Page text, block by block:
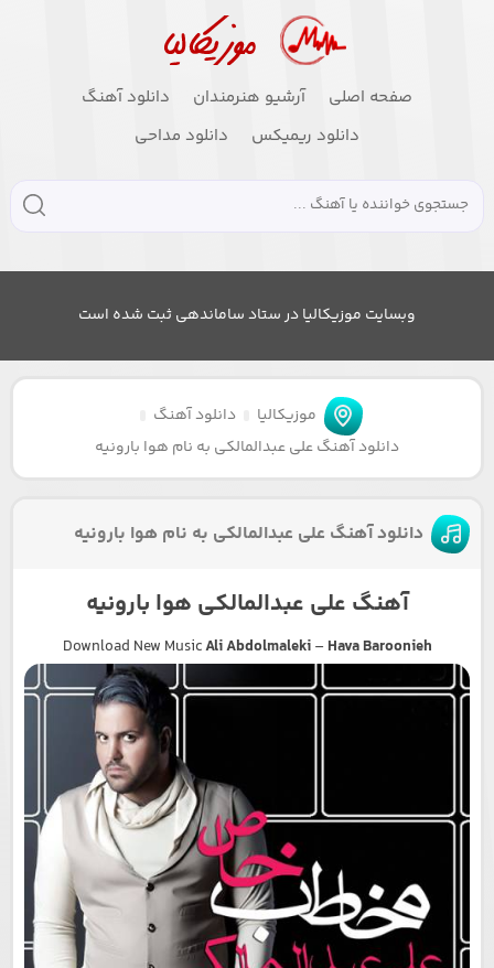
صفحه اصلی آرشیو هنرمندان
دانلود آهنگ
دانلود ریمیکس
دانلود مداحی
وبسایت موزیکالیا در ستاد ساماندهی ثبت شده است
موزیکالیا
دانلود آهنگ
دانلود آهنگ علی عبدالمالکی به نام هوا بارونیه
دانلود آهنگ علی عبدالمالکی به نام هوا بارونیه
آهنگ علی عبدالمالکی هوا بارونیه
Download New MusicAli Abdolmaleki– Hava Baroonieh